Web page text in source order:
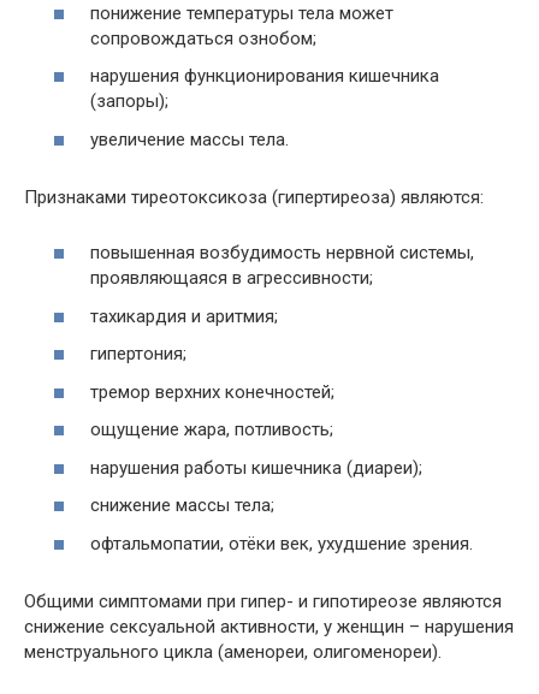
понижение температуры тела может
сопровождаться ознобом;
нарушения функционирования кишечника
(запоры);
увеличение массы тела.
Признаками тиреотоксикоза (гипертиреоза) являются:
повышенная возбудимость нервной системы,
проявляющаяся в агрессивности;
тахикардия и аритмия;
гипертония;
тремор верхних конечностей;
ощущение жара, потливость;
нарушения работы кишечника (диареи);
снижение массы тела;
офтальмопатии, отёки век, ухудшение зрения.
Общими симптомами при гипер- и гипотиреозе являются
снижение сексуальной активности, у женщин – нарушения
менструального цикла (аменореи, олигоменореи).